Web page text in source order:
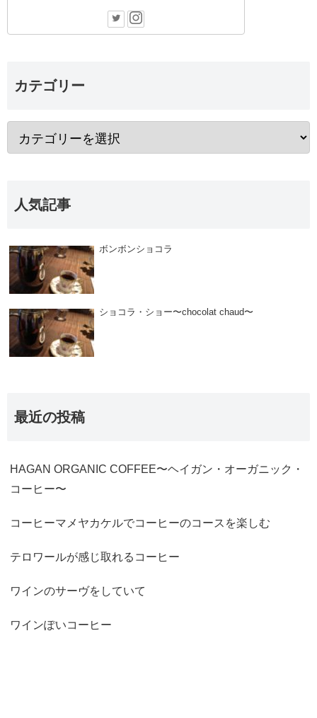
カテゴリー
人気記事
ボンボンショコラ
ショコラ・ショー〜chocolat chaud〜
最近の投稿
HAGAN ORGANIC COFFEE〜ヘイガン・オーガニック・
コーヒー〜
コーヒーマメヤカケルでコーヒーのコースを楽しむ
テロワールが感じ取れるコーヒー
ワインのサーヴをしていて
ワインぽいコーヒー